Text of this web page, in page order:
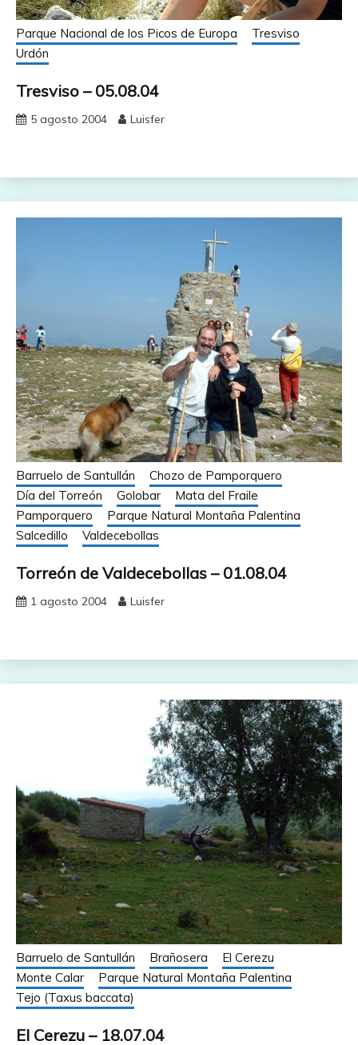
Parque Nacional de los Picos de Europa
Tresviso
Urdón
Tresviso – 05.08.04
5 agosto 2004 Luisfer
Barruelo de Santullán
Chozo de Pamporquero
Día del Torreón
Golobar
Mata del Fraile
Pamporquero
Parque Natural Montaña Palentina
Salcedillo
Valdecebollas
Torreón de Valdecebollas – 01.08.04
1 agosto 2004 Luisfer
Barruelo de Santullán Brañosera
El Cerezu
Monte Calar
Parque Natural Montaña Palentina
Tejo (Taxus baccata)
El Cerezu – 18.07.04